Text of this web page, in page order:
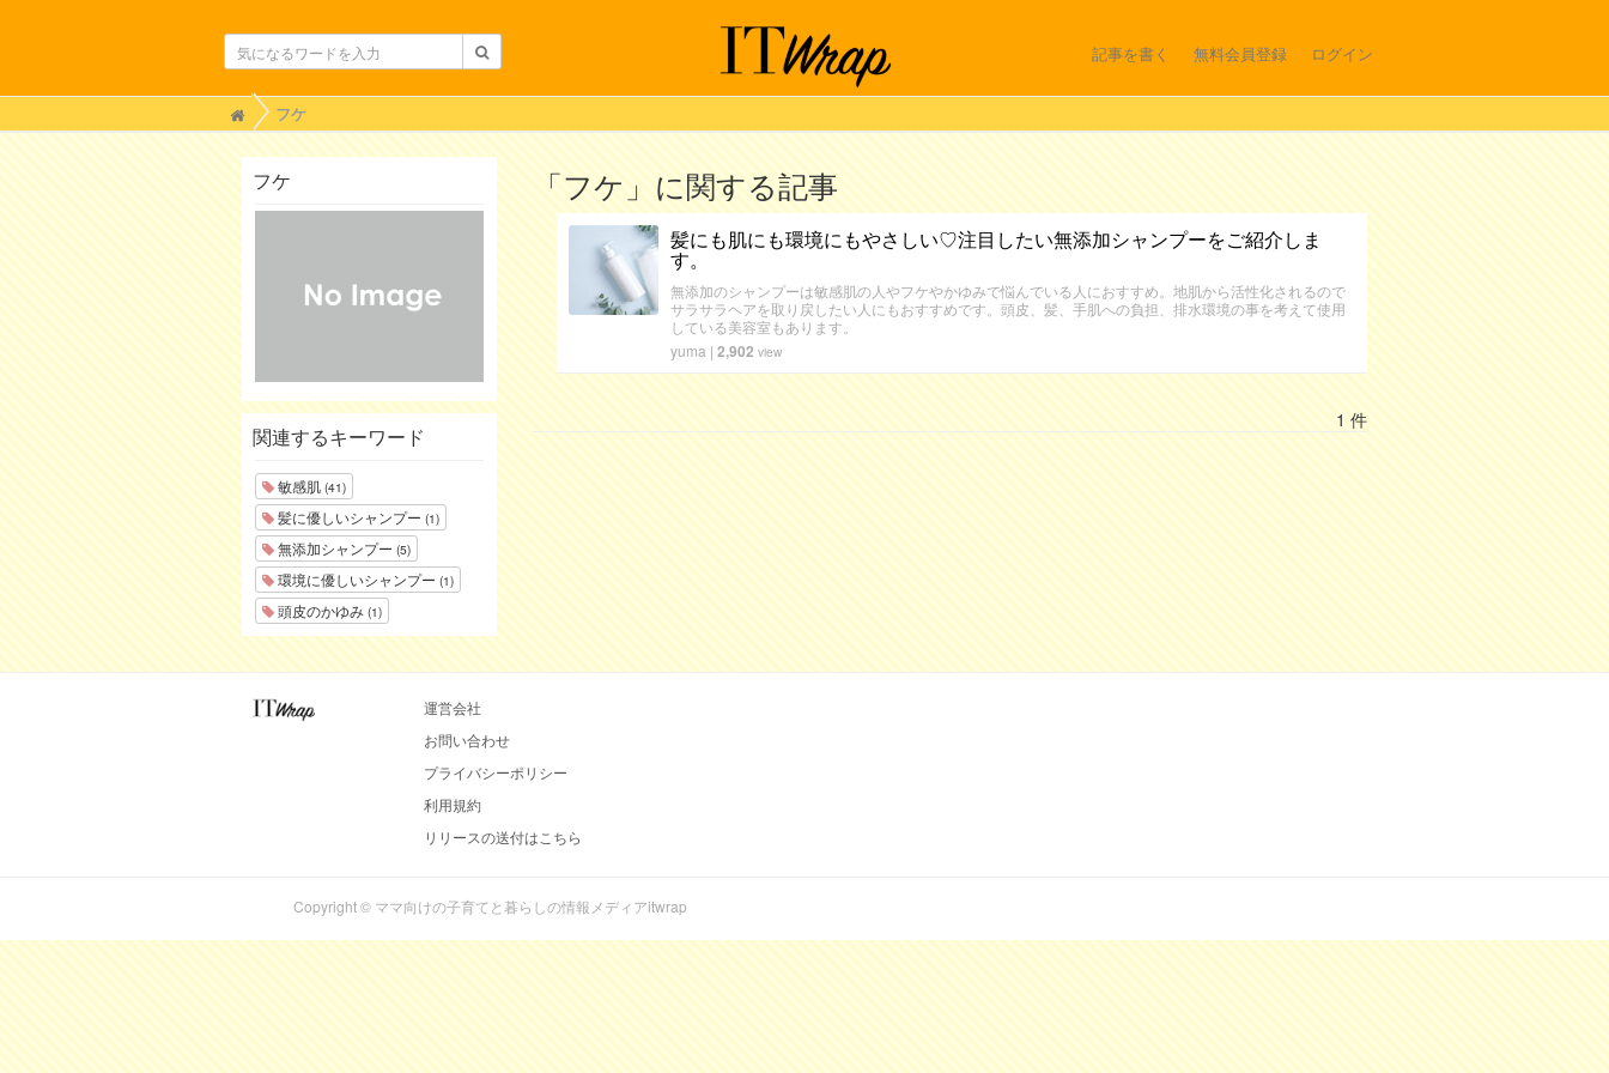
記事を書く 無料会員登録 ログイン
H
o
m
フケ
フケ
関連するキーワード
敏感肌 (41)
髪に優しいシャンプー (1)
無添加シャンプー (5)
環境に優しいシャンプー (1)
頭皮のかゆみ (1)
「フケ」に関する記事
髪にも肌にも環境にもやさしい♡注目したい無添加シャンプーをご紹介しま
す。
無添加のシャンプーは敏感肌の人やフケやかゆみで悩んでいる人におすすめ。地肌から活性化されるので
サラサラヘアを取り戻したい人にもおすすめです。頭皮、髪、手肌への負担、排水環境の事を考えて使用
している美容室もあります。
yuma | 2,902 view
1 件
運営会社
お問い合わせ
プライバシーポリシー
利用規約
リリースの送付はこちら
Copyright © ママ向けの子育てと暮らしの情報メディアitwrap